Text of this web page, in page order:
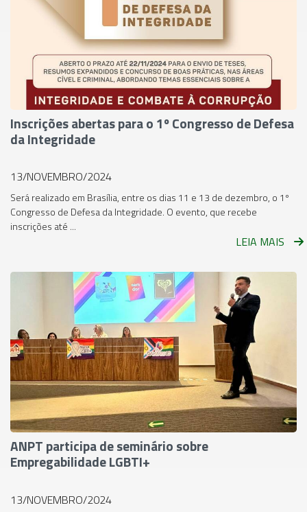
Inscrições abertas para o 1º Congresso de Defesa
da Integridade
13/NOVEMBRO/2024
Será realizado em Brasília, entre os dias 11 e 13 de dezembro, o 1º
Congresso de Defesa da Integridade. O evento, que recebe
inscrições até ...
LEIA MAIS
ANPT participa de seminário sobre
Empregabilidade LGBTI+
13/NOVEMBRO/2024